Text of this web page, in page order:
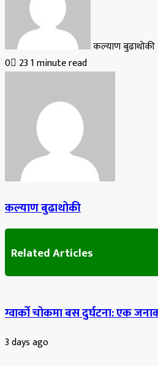
कल्याण बुढाथोकी
0 231 minute read
कल्याण बुढाथोकी
Related Articles
ग्वार्को चोकमा बस दुर्घटना: एक
3 days ago